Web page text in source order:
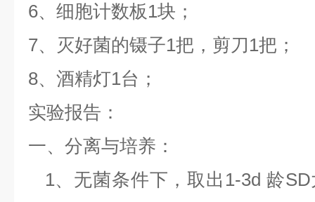
6、细胞计数板1块；
7、灭好菌的镊子1把，剪刀1把；
8、酒精灯1台；
实验报告：
一、分离与培养：
1、无菌条件下，取出1-3d 龄